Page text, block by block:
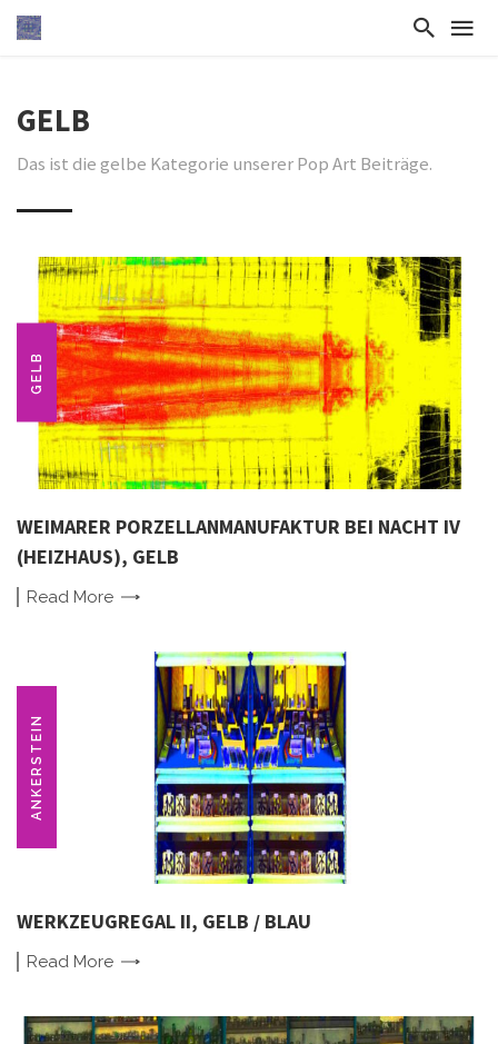
GELB
Das ist die gelbe Kategorie unserer Pop Art Beiträge.
GELB
WEIMARER PORZELLANMANUFAKTUR BEI NACHT IV
(HEIZHAUS), GELB
Read More
ANKERSTEIN
WERKZEUGREGAL II, GELB / BLAU
Read More